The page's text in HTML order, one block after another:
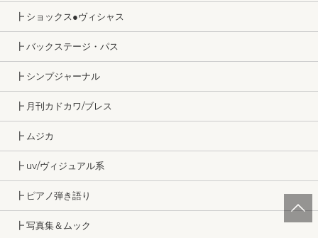
┣ ショックス●ヴィシャス
┣ バックステージ・パス
┣ シンプジャーナル
┣ 月刊カドカワ/ブレス
┣ ムジカ
┣ uv/ヴィジュアル系
┣ ピアノ弾き語り
┣ 写真集＆ムック